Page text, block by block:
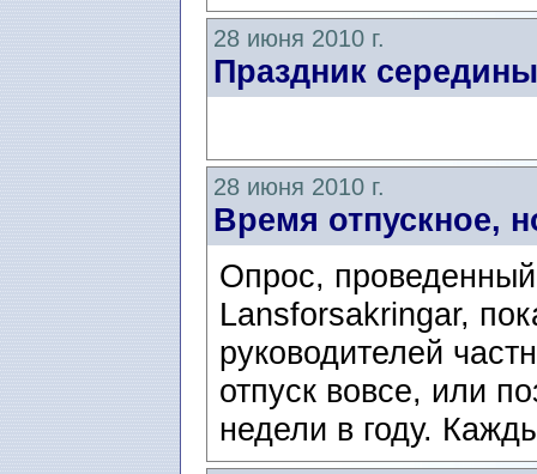
28 июня 2010 г.
Праздник
28 июня 2010 г.
Время отпускное,
Опрос,
Lansforsakringar,
руководителей
отпуск вовсе, или
недели в году.